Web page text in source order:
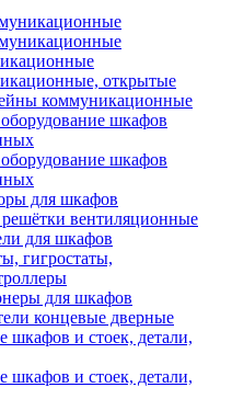
открытые
коммуникационные
шкафов
шкафов
для шкафов
вентиляционные
для шкафов
гигростаты,
для шкафов
концевые дверные
и стоек, детали,
и стоек, детали,